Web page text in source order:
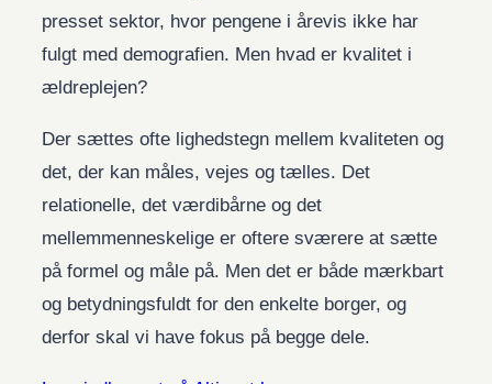
presset sektor, hvor pengene i årevis ikke har
fulgt med demografien. Men hvad er kvalitet i
ældreplejen?
Der sættes ofte lighedstegn mellem kvaliteten og
det, der kan måles, vejes og tælles. Det
relationelle, det værdibårne og det
mellemmenneskelige er oftere sværere at sætte
på formel og måle på. Men det er både mærkbart
og betydningsfuldt for den enkelte borger, og
derfor skal vi have fokus på begge dele.